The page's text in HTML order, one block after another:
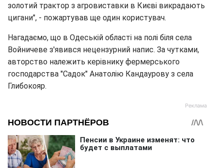
золотий трактор з агровиставки в Києві викрадають
цигани", - пожартував ще один користувач.
Нагадаємо, що в Одеській області на полі біля села
Войничеве з'явився нецензурний напис. За чутками,
авторство належить керівнику фермерського
господарства "Садок" Анатолію Кандаурову з села
Глибокояр.